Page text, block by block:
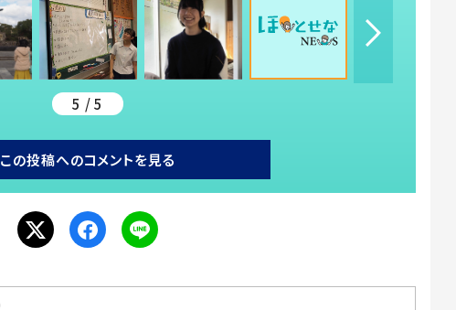
5 / 5
この投稿へのコメントを見る